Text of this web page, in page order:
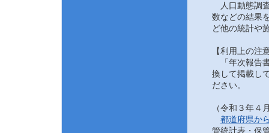
人口動態調
数などの結果
ど他の統計や
【利用上の注
「年次報告
換して掲載し
ださい。
（令和３年
都道府県か
管統計表・保